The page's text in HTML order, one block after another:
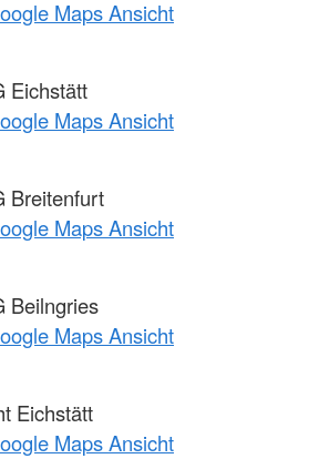
Maps Ansicht
Eichstätt
Maps Ansicht
Breitenfurt
Maps Ansicht
Beilngries
Maps Ansicht
Eichstätt
Maps Ansicht